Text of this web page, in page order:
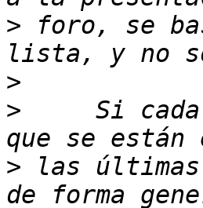
> foro, se
>
>
Si
> las últimas